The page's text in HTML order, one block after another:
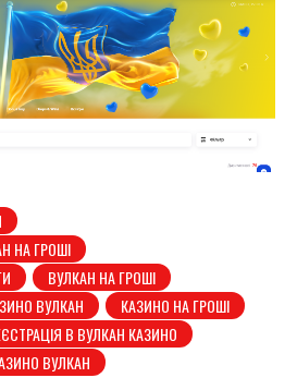
НА ГРОШІ
ВУЛКАН НА ГРОШІ
ВУЛКАН
КАЗИНО НА ГРОШІ
В ВУЛКАН КАЗИНО
ВУЛКАН